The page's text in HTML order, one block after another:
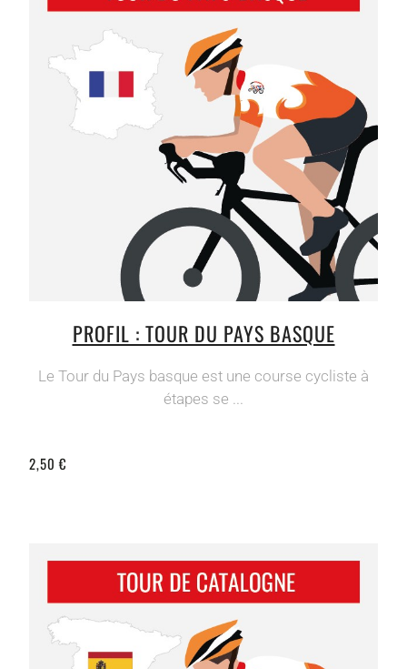
PROFIL : TOUR DU PAYS BASQUE
Le Tour du Pays basque est une course cycliste à
étapes se ...
2,50 €